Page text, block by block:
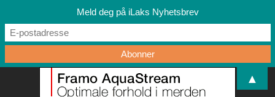
Meld deg på iLaks Nyhetsbrev
▲